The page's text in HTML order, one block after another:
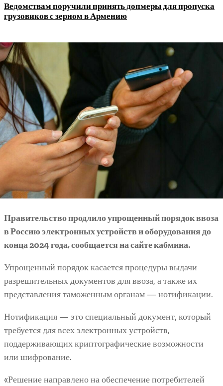
Ведомствам поручили принять допмеры для пропуска
грузовиков с зерном в Армению
Правительство продлило упрощенный порядок ввоза
в Россию электронных устройств и оборудования до
конца 2024 года, сообщается на сайте кабмина.
Упрощенный порядок касается процедуры выдачи
разрешительных документов для ввоза, а также их
представления таможенным органам — нотификации.
Нотификация — это специальный документ, который
требуется для всех электронных устройств,
поддерживающих криптографические возможности
или шифрование.
«Решение направлено на обеспечение потребителей